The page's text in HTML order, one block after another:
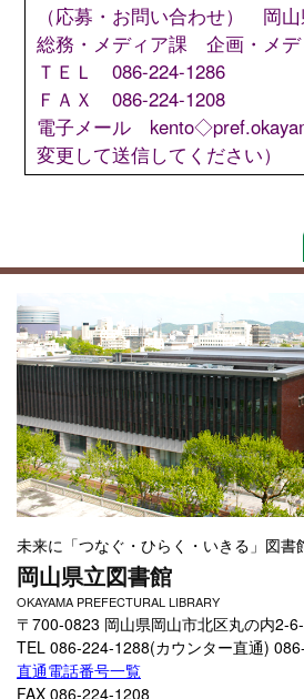
（応募・お問い合わせ） 岡
総務・メディア課 企画・メデ
ＴＥＬ 086-224-1286
ＦＡＸ 086-224-1208
電子メール
変更して送信してください）
未来に「つなぐ・ひらく・いきる」図書
岡山県立図書館
OKAYAMA PREFECTURAL LIBRARY
〒700-0823 岡山県岡山市北区丸の内2-
TEL 086-224-1288(カウンター直通)
直通電話番号一覧
FAX 086-224-1208